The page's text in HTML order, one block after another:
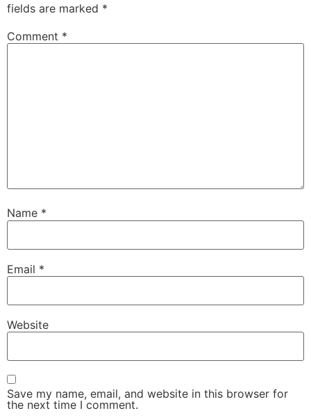
fields are marked *
Comment *
Name *
Email *
Website
Save my name, email, and website in this browser for
the next time I comment.